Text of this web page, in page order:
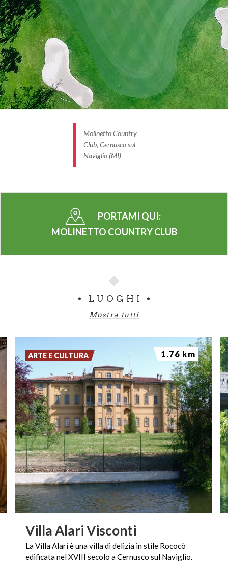
Molinetto Country
Club, Cernusco sul
Naviglio (MI)
PORTAMI QUI:
MOLINETTO COUNTRY CLUB
LUOGHI
Mostra tutti
VillaAlariVisconti
LaVillaAlarièunavilladidelizia instile Rococò
edificatanelXVIII secolo aCernusco sul Naviglio.
ARTE E CULTURA 1.76 km